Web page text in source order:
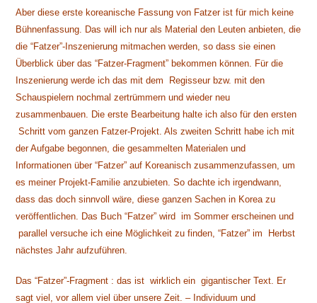
Aber diese erste koreanische Fassung von Fatzer ist für mich keine
Bühnenfassung. Das will ich nur als Material den Leuten anbieten, die
die “Fatzer”-Inszenierung mitmachen werden, so dass sie einen
Überblick über das “Fatzer-Fragment” bekommen können. Für die
Inszenierung werde ich das mit dem Regisseur bzw. mit den
Schauspielern nochmal zertrümmern und wieder neu
zusammenbauen. Die erste Bearbeitung halte ich also für den ersten
Schritt vom ganzen Fatzer-Projekt. Als zweiten Schritt habe ich mit
der Aufgabe begonnen, die gesammelten Materialen und
Informationen über “Fatzer” auf Koreanisch zusammenzufassen, um
es meiner Projekt-Familie anzubieten. So dachte ich irgendwann,
dass das doch sinnvoll wäre, diese ganzen Sachen in Korea zu
veröffentlichen. Das Buch “Fatzer” wird im Sommer erscheinen und
parallel versuche ich eine Möglichkeit zu finden, “Fatzer” im Herbst
nächstes Jahr aufzuführen.
Das “Fatzer”-Fragment : das ist wirklich ein gigantischer Text. Er
sagt viel, vor allem viel über unsere Zeit. – Individuum und